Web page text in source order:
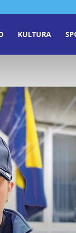
KULTURA